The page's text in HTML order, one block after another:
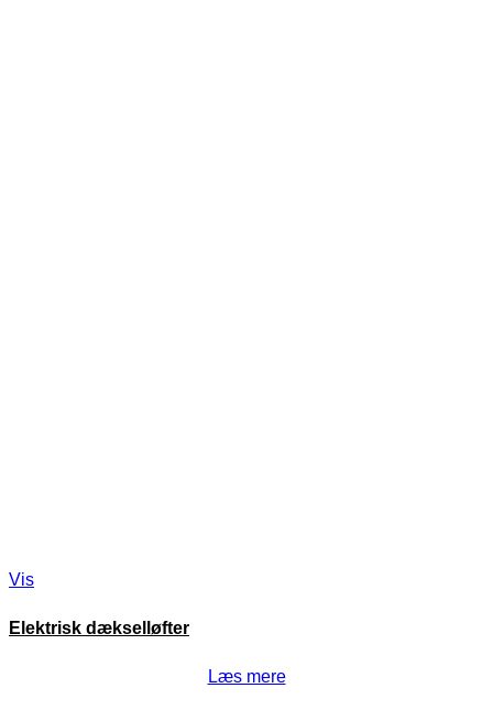
Vis
Elektrisk dækselløfter
Læs mere